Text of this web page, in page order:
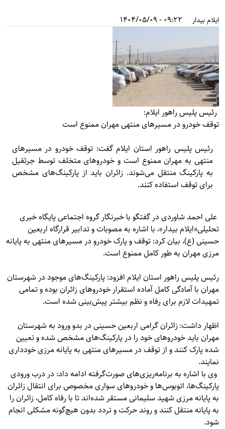
ایلام بیدار 09:22 - 1404/05/09
رئیس پلیس راهور ایلام:
توقف خودرو در مسیرهای منتهی مهران ممنوع است
رئیس پلیس راهور استان ایلام گفت: توقف خودرو در مسیرهای
منتهی به مهران ممنوع است و خودروهای متخلف توسط جرثقیل
به پارکینگ منتقل می‌شوند. زائران باید از پارکینگ‌های مشخص
برای توقف استفاده کنند.
علی احمد شاوردی در گفتگو با خبرنگار گروه اجتماعی پایگاه خبری
تحلیلی«ایلام بیدار»، با اشاره به مصوبات و تدابیر قرارگاه اربعین
حسینی (ع)، بیان کرد: توقف و پارک خودرو در مسیرهای منتهی به پایانه
مرزی مهران به طور کامل ممنوع است.
رئیس پلیس راهور استان ایلام افزود: پارکینگ‌های موجود در شهرستان
مهران با آمادگی کامل آماده استقرار خودروهای زائران بوده و تمامی
تمهیدات لازم برای رفاه و نظم بیشتر پیش‌بینی شده است.
اظهار داشت: زائران گرامی اربعین حسینی در بدو ورود به شهرستان
مهران باید خودروهای خود را در پارکینگ‌های مشخص شده و تعیین
شده پارک کنند و از توقف در مسیرهای منتهی به پایانه مرزی خودداری
نمایند.
وی با اشاره به برنامه‌ریزی‌های صورت‌گرفته ادامه داد: در درب ورودی
پارکینگ‌ها، اتوبوس‌ها و خودروهای سواری مخصوص برای انتقال زائران
به پایانه مرزی شهید سلیمانی مستقر شده‌اند تا با رفاه کامل، زائران را
به پایانه منتقل کنند و روند حرکت و تردد بدون هیچ‌گونه مشکلی انجام
شود.